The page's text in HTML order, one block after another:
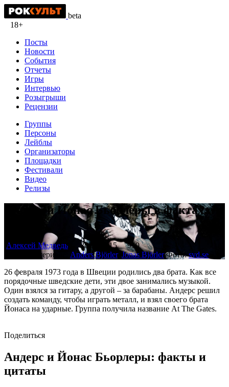
beta
18+
Посты
Новости
События
Отчеты
Игры
Интервью
Розыгрыши
Рецензии
Группы
Персоны
Лейблы
Организаторы
Площадки
Фестивали
Видео
Релизы
Андерс и Йонас Бьорлеры в фактах и
цитатах
Алексей Медведь 26.02.2015
959
В этом материале: Anders Björler, Jonas Björler Фото:svd.se
26 февраля 1973 года в Швеции родились два брата. Как все
порядочные шведские дети, эти двое занимались музыкой.
Один взялся за гитару, а другой – за барабаны. Андерс решил
создать команду, чтобы играть металл, и взял своего брата
Йонаса на ударные. Группа получила название At The Gates.
Поделиться
Андерс и Йонас Бьорлеры: факты и
цитаты